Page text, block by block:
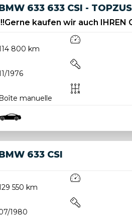
633 633 CSI -
kaufen wir auch IHREN
800 km
1976
manuelle
633 CSI
550 km
1980